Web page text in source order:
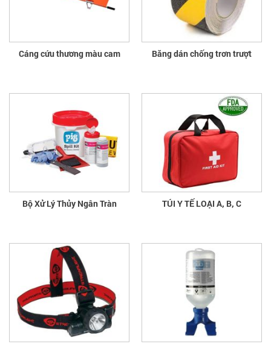
Cáng cứu thương màu cam Băng dán chống trơn trượt
Bộ Xử Lý Thủy Ngân Tràn TÚI Y TẾ LOẠI A, B, C